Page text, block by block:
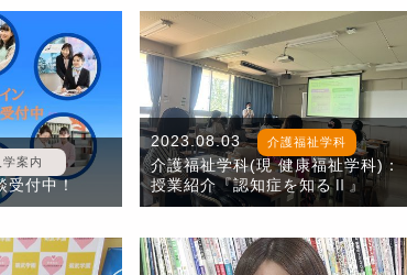
学案内
受付中！
2023.08.03 介護福祉学科
介護福祉学科(現 健康福祉学科)：
授業紹介『認知症を知るⅡ』